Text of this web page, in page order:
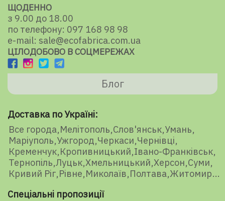
ЩОДЕННО
з 9.00 до 18.00
по телефону: 097 168 98 98
e-mail: sale@ecofabrica.com.ua
ЦІЛОДОБОВО В СОЦМЕРЕЖАХ
Блог
Доставка по Україні:
Все города Мелітополь Слов'янськ Умань
Маріуполь Ужгород Черкаси Чернівці
Кременчук Кропивницький Івано-Франківськ
Тернопіль Луцьк Хмельницький Херсон Суми
Кривий Ріг Рівне Миколаїв Полтава Житомир
Спеціальні пропозиції